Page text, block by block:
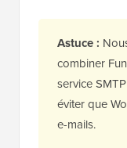
Astuce :
combiner
service
éviter que
e-mails.